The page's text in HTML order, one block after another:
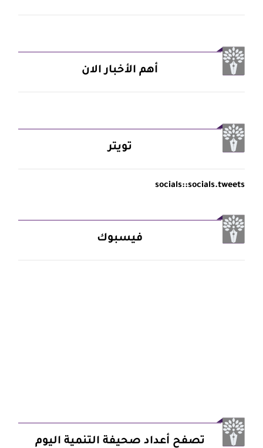
أهم الأخبار الان
تويتر
socials::socials.tweets
فيسبوك
تصفح أعداد صحيفة التنمية اليوم